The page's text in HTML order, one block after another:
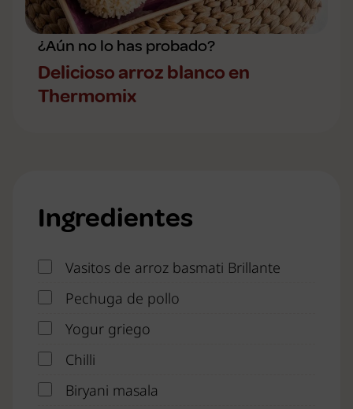
¿Aún no lo has probado?
Delicioso arroz blanco en
Thermomix
Ingredientes
Vasitos de arroz basmati Brillante
Pechuga de pollo
Yogur griego
Chilli
Biryani masala